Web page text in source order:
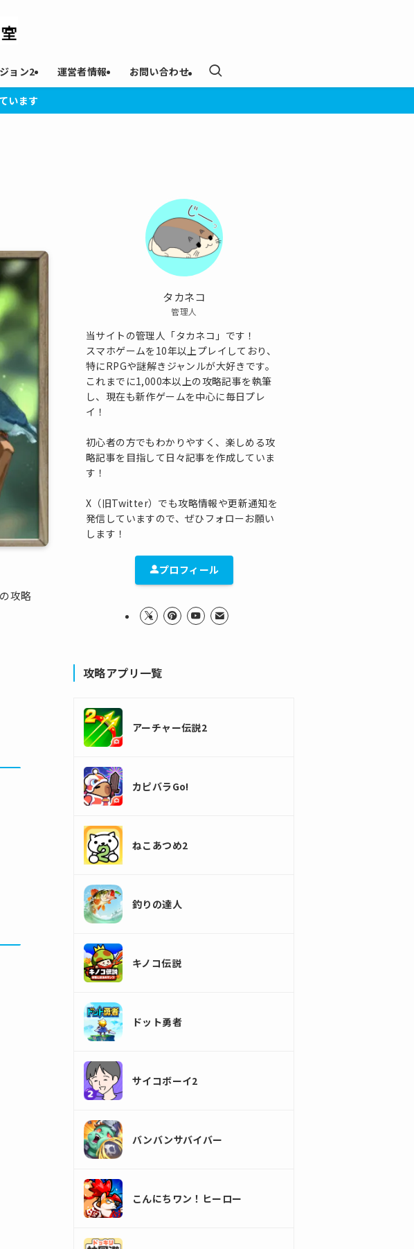
ョン2 運営者情報 お問い合わせ
います
攻略
タカネコ
管理人
当サイトの管理人「タカネコ」です！
スマホゲームを10年以上プレイしており、
特にRPGや謎解きジャンルが大好きです。
これまでに1,000本以上の攻略記事を執筆
し、現在も新作ゲームを中心に毎日プレ
イ！
初心者の方でもわかりやすく、楽しめる攻
略記事を目指して日々記事を作成していま
す！
X（旧Twitter）でも攻略情報や更新通知を
発信していますので、ぜひフォローお願い
します！
プロフィール
攻略アプリ一覧
アーチャー伝説2
カピバラGo!
ねこあつめ2
釣りの達人
キノコ伝説
ドット勇者
サイコボーイ2
バンバンサバイバー
こんにちワン！ヒーロー